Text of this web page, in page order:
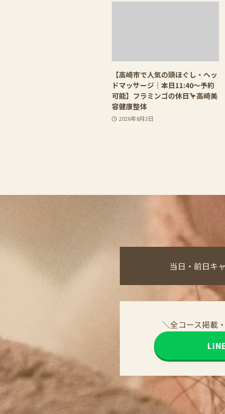
【高崎市で人気の頭ほぐし・ヘッ
ドマッサージ｜本日11:40〜予約
可能】フラミンゴの休日🦩高崎美
容健康整体
2026年8月3日
当日・前日キ
＼全コース掲載